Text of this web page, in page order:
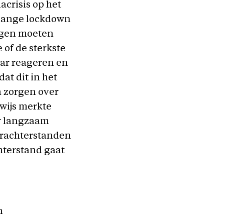
op het
lockdown
moeten
of de sterkste
reageren en
dit in het
zorgen over
merkte
langzaam
gaat